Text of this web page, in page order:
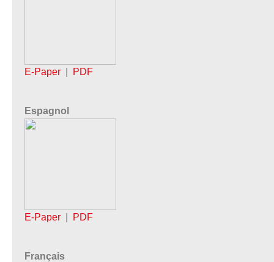
E-Paper PDF
Espagnol
E-Paper PDF
Français